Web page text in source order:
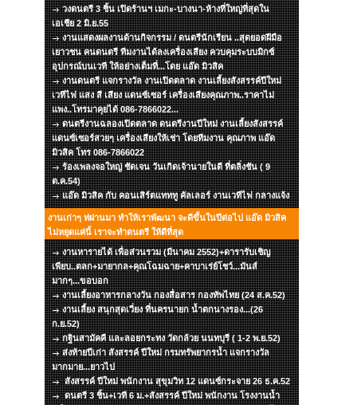
วงดนตรี 3 ชิ้น เปิดร้านฯ เมกะ-บางนา-ห้างที่ใหญ่ที่สุดใน
เอเชีย 2 มิ.ย.55
งานแสดงผลงานด้านกิจกรรม / ดนตรีนักเรียน ..สุดยอดฝีมือ
เยาวชน คนดนตรี ทีมงานได้ลงเครื่องเสียง ควบคุมระบบมิกซ์
อุปกรณ์บนเวที ให้อย่างเต็มที่...โดย แอ๊ด มิวสิค
งานดนตรี แจกรางวัล งานเปิดตลาด งานเลี้ยงสังสรรค์ปีใหม่
เวทีไฟ แสง สี เสียง แดนซ์เซอร์ เครื่องเสียงคุณภาพ..ราคาไม่
แพง..โทรมาคุยได้ 086-7866022...
ดนตรีงานฉลองเปิดตลาด ดนตรีงานปีใหม่ งานเลี้ยงสังสรรค์
แดนซ์เซอร์สวยๆ เครื่องเสียงให้เช่า โดยทีมงาน คุณภาพ แอ๊ด
มิวสิค โทร 086-7866022
ร้องเพลงจอใหญ่ ชัดเจน วันเกิดเจ้านายในดี ที่ตลิ่งชัน ( 9
ต.ค.54)
แอ๊ด มิวสิค กับ คอนเสิร์ตแทททู คัลเลอร์ งานเวทีไฟ กลางแจ้ง
งานเก่าๆ ท่ผ่านมา ทำให้เราพัฒนา จะดีขึ้นในปีต่อไป แอ๊ด มิวสิค
ไม่หยุดแค่นี้ เราจะทำดนตรี ให้ดีที่สุด
งานหารายได้ เพื่อส่วนรวม (มีนาคม 2552)+ดารารับเชิญ
เพียบ..ตลก+มายากล+คุณโฉมฉาย+คาบาเร่ย์โชว์...มันส์
มากๆ...ขอบอก
งานเลี้ยงอาหารกลางวัน กองสื่อสาร กองทัพไทย (24 ส.ค.52)
งานเลี้ยง สนุกสุดเวี่ยง ที่นครนายก น้ำตกนางรอง...(26
ก.ย.52)
กฐินสามัคคี และลอยกระทง วัดกล้วย นนทบุรี ( 1-2 พ.ย.52)
ส่งท้ายปีเก่า สังสรรค์ ปีใหม่ กรมทรัพยากรน้ำ แจกรางวัล
มากมาย...ยาวไป
สังสรรค์ ปีใหม่ พนักงาน สุขุมวิท 12 แดนซ์กระจาย 26 ธ.ค.52
ดนตรี 3 ชิ้น+เวที 6 ม.+สังสรรค์ ปีใหม่ พนักงาน โรงงานน้ำ